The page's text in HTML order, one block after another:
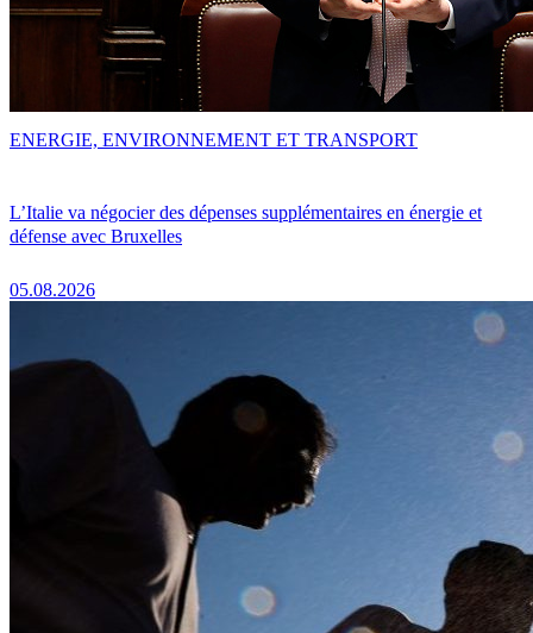
L’Italie va négocier des dépenses supplémentaires en énergie et
défense avec Bruxelles
05.08.2026
ENERGIE, ENVIRONNEMENT ET TRANSPORT